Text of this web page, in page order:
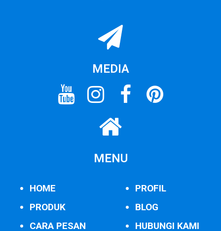
MEDIA
MENU
HOME
PRODUK
CARA PESAN
PROFIL
BLOG
HUBUNGI KAMI